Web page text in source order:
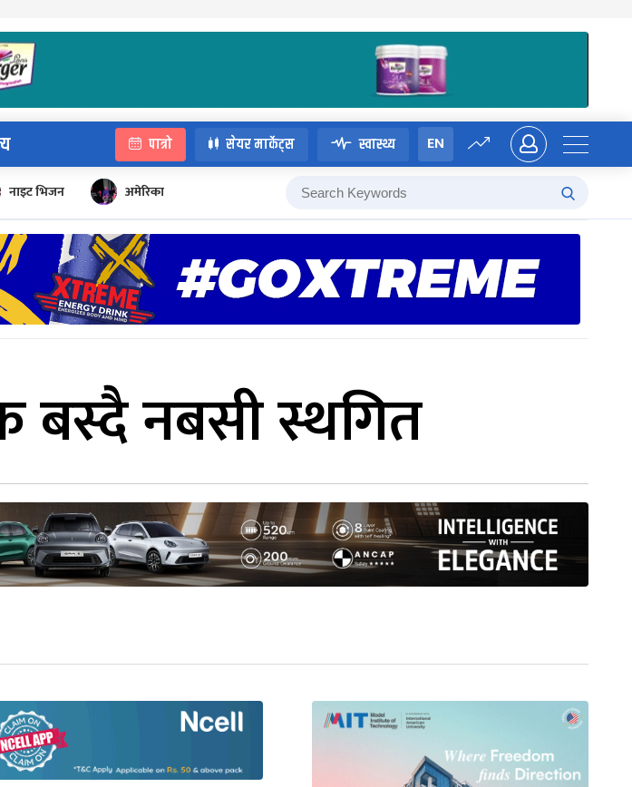
पात्रो सेयर मार्केट्स स्वास्थ्य EN
नाइट भिजन अमेरिका
बस्दै नबसी स्थगित